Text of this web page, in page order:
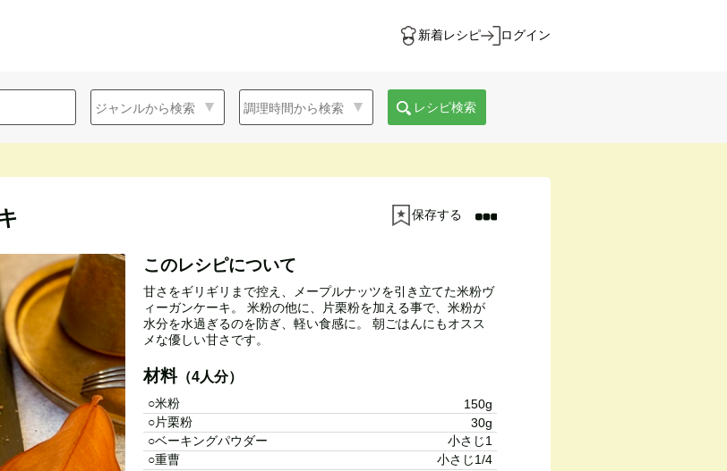
新着レシピ ログイン
レシピ検索
保存する
このレシピについて
甘さをギリギリまで控え、メープルナッツを引き立てた米粉ヴ
ィーガンケーキ。 米粉の他に、片栗粉を加える事で、米粉が
水分を水過ぎるのを防ぎ、軽い食感に。 朝ごはんにもオスス
メな優しい甘さです。
材料（4人分）
○米粉
150g
○片栗粉
30g
○ベーキングパウダー
小さじ1
○重曹
小さじ1/4